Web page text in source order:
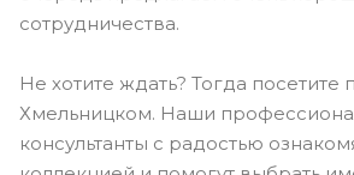
сотрудничества.
Не хотите ждать? Тогда посетите
Хмельницком. Наши
консультанты с радостью